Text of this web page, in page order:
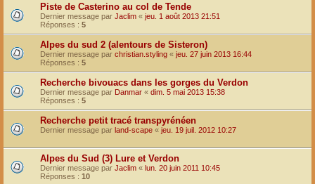
Piste de Casterino au col de Tende
Dernier message par Jaclim « jeu. 1 août 2013 21:51
Réponses : 5
Alpes du sud 2 (alentours de Sisteron)
Dernier message par christian.styling « jeu. 27 juin 2013 16:44
Réponses : 5
Recherche bivouacs dans les gorges du Verdon
Dernier message par Danmar « dim. 5 mai 2013 15:38
Réponses : 5
Recherche petit tracé transpyrénéen
Dernier message par land-scape « jeu. 19 juil. 2012 10:27
Alpes du Sud (3) Lure et Verdon
Dernier message par Jaclim « lun. 20 juin 2011 10:45
Réponses : 10